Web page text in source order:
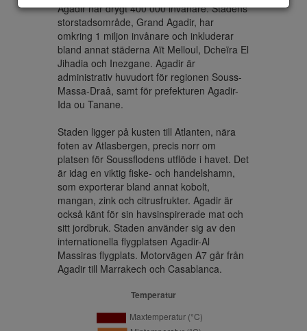
Agadir har drygt 400 000 invånare. Stadens
storstadsområde, Grand Agadir, har
omkring 1 miljon invånare och inkluderar
bland annat städerna Aït Melloul, Dcheïra El
Jihadia och Inezgane. Agadir är
administrativ huvudort för regionen Souss-
Massa-Draâ, samt för prefekturen Agadir-
Ida ou Tanane.
Staden ligger på kusten till Atlanten, nära
foten av Atlasbergen, precis norr om
platsen för Soussflodens utflöde i havet. Det
är idag en viktig fiske- och handelshamn,
som exporterar bland annat kobolt,
mangan, zink och citrusfrukter. Agadir är
också känt för sin havsinspirerade mat och
sitt jordbruk. Staden använder sig av den
internationella flygplatsen Agadir-Al
Massiras flygplats. Motorvägen A7 går från
Agadir till Marrakech och Casablanca.